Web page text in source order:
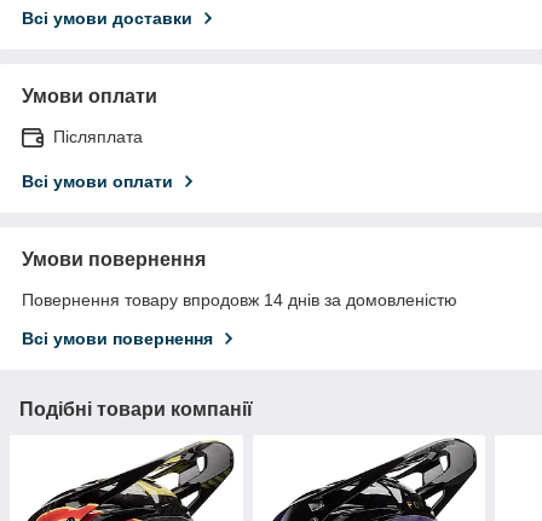
Всі умови доставки
Умови оплати
Післяплата
Всі умови оплати
Умови повернення
Повернення товару впродовж 14 днів за домовленістю
Всі умови повернення
Подібні товари компанії